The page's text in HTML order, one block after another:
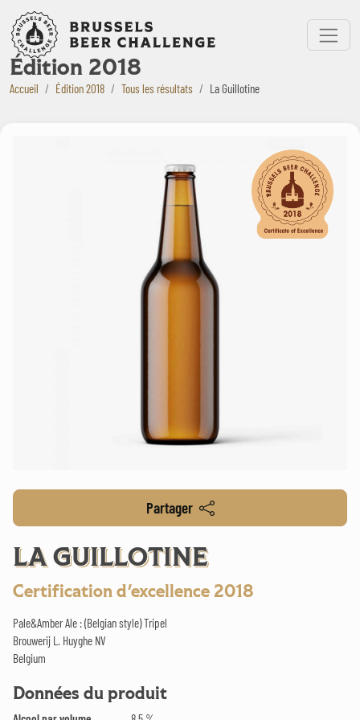
Bruxelles Beer Challenge
Menu
Édition 2018
Accueil Édition 2018 Tous les résultats La Guillotine
Partager
LA GUILLOTINE
Certification d'excellence 2018
Pale&Amber Ale : (Belgian style) Tripel
Brouwerij L. Huyghe NV
Belgium
Données du produit